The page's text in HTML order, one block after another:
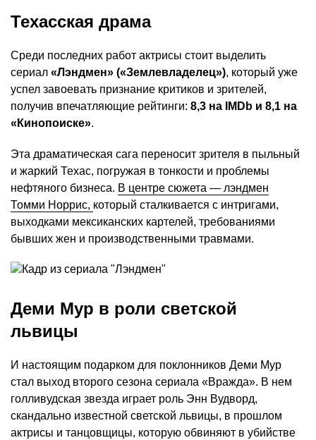
Техасская драма
Среди последних работ актрисы стоит выделить
сериал «Лэндмен» («Землевладелец»), который уже
успел завоевать признание критиков и зрителей,
получив впечатляющие рейтинги: 8,3 на IMDb и 8,1 на
«Кинопоиске».
Эта драматическая сага переносит зрителя в пыльный
и жаркий Техас, погружая в тонкости и проблемы
нефтяного бизнеса. В центре сюжета — лэндмен
Томми Норрис, который сталкивается с интригами,
выходками мексиканских картелей, требованиями
бывших жен и производственными травмами.
Деми Мур в роли светской
львицы
И настоящим подарком для поклонников Деми Мур
стал выход второго сезона сериала «Вражда». В нем
голливудская звезда играет роль Энн Вудворд,
скандально известной светской львицы, в прошлом
актрисы и танцовщицы, которую обвиняют в убийстве